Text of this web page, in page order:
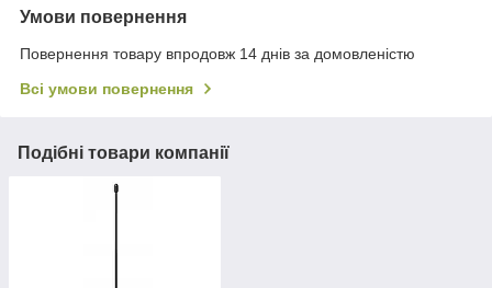
Умови повернення
Повернення товару впродовж 14 днів за домовленістю
Всі умови повернення
Подібні товари компанії